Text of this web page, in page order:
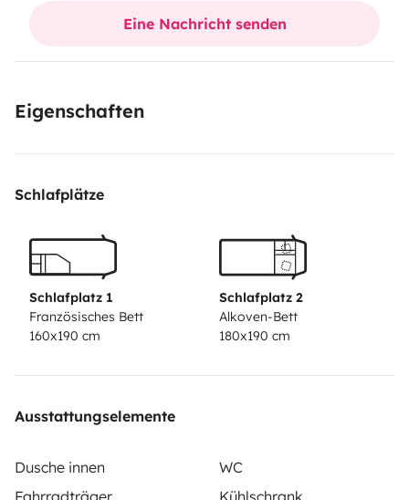
Eine Nachricht senden
Eigenschaften
Schlafplätze
Schlafplatz 1
Französisches Bett
160x190 cm
Schlafplatz 2
Alkoven-Bett
180x190 cm
Ausstattungselemente
Dusche innen
WC